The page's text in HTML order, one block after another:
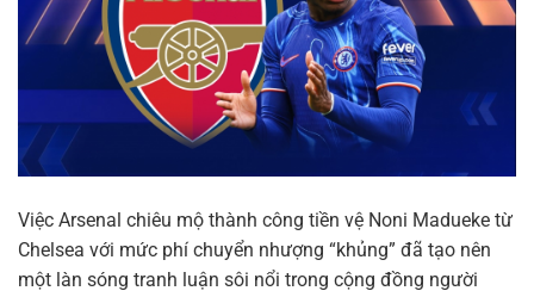
Việc Arsenal chiêu mộ thành công tiền vệ Noni Madueke từ
Chelsea với mức phí chuyển nhượng “khủng” đã tạo nên
một làn sóng tranh luận sôi nổi trong cộng đồng người